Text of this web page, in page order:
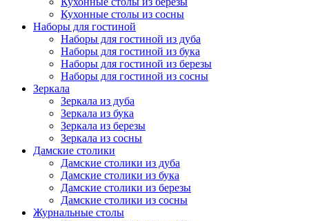
Кухонные столы из сосны
Наборы для гостиной
Наборы для гостиной из дуба
Наборы для гостиной из бука
Наборы для гостиной из березы
Наборы для гостиной из сосны
Зеркала
Зеркала из дуба
Зеркала из бука
Зеркала из березы
Зеркала из сосны
Дамские столики
Дамские столики из дуба
Дамские столики из бука
Дамские столики из березы
Дамские столики из сосны
Журнальные столы